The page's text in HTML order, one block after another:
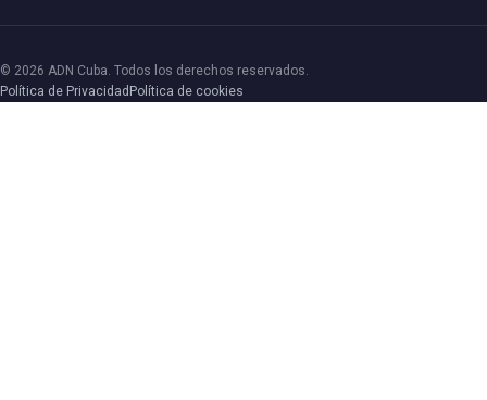
© 2026 ADN Cuba. Todos los derechos reservados.
Política de Privacidad Política de cookies